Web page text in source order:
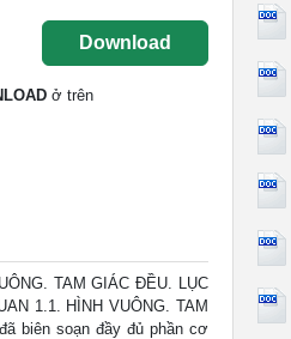
Download
ở trên
TAM GIÁC ĐỀU. LỤC
1.1. HÌNH VUÔNG. TAM
biên soạn đầy đủ phần cơ